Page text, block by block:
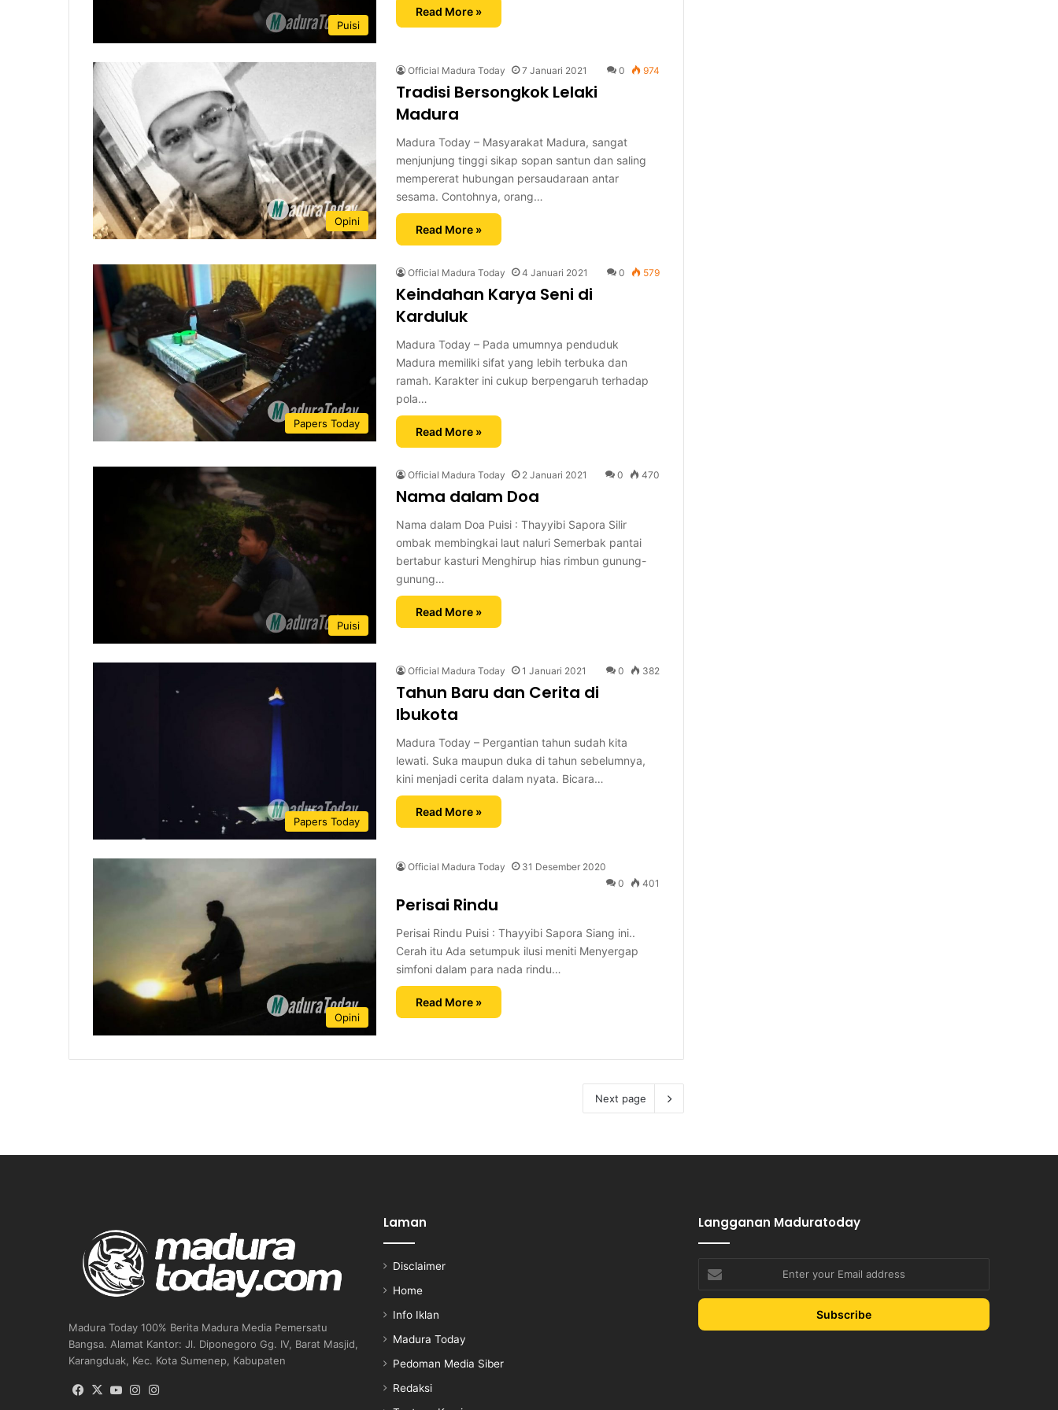
Puisi
Read More »
Opini
Official Madura Today 7 Januari 2021 0 974
Tradisi Bersongkok Lelaki
Madura
Madura Today – Masyarakat Madura, sangat
menjunjung tinggi sikap sopan santun dan saling
mempererat hubungan persaudaraan antar
sesama. Contohnya, orang…
Read More »
Papers Today
Official Madura Today 4 Januari 2021 0 579
Keindahan Karya Seni di
Karduluk
Madura Today – Pada umumnya penduduk
Madura memiliki sifat yang lebih terbuka dan
ramah. Karakter ini cukup berpengaruh terhadap
pola…
Read More »
Puisi
Official Madura Today 2 Januari 2021 0 470
Nama dalam Doa
Nama dalam Doa Puisi : Thayyibi Sapora Silir
ombak membingkai laut naluri Semerbak pantai
bertabur kasturi Menghirup hias rimbun gunung-
gunung…
Read More »
Papers Today
Official Madura Today 1 Januari 2021 0 382
Tahun Baru dan Cerita di
Ibukota
Madura Today – Pergantian tahun sudah kita
lewati. Suka maupun duka di tahun sebelumnya,
kini menjadi cerita dalam nyata. Bicara…
Read More »
Opini
Official Madura Today
31 Desember 2020
0
401
Perisai Rindu
Perisai Rindu Puisi : Thayyibi Sapora Siang ini..
Cerah itu Ada setumpuk ilusi meniti Menyergap
simfoni dalam para nada rindu…
Read More »
Next page
Madura Today 100% Berita Madura Media Pemersatu
Bangsa. Alamat Kantor: Jl. Diponegoro Gg. IV, Barat Masjid,
Karangduak, Kec. Kota Sumenep, Kabupaten
Facebook
X YouTubeInstagram
Laman
Disclaimer
Home
Info Iklan
Madura Today
Pedoman Media Siber
Redaksi
Langganan Maduratoday
Enter
your
Email